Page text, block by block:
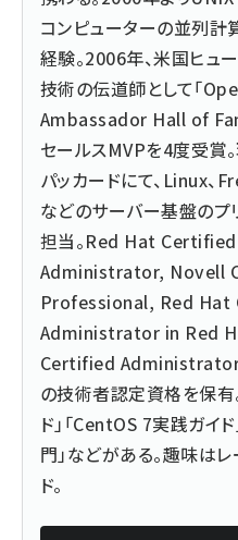
コンピューターの並列計
経験。2006年、米国ヒュ
技術の伝道師として「
Ambassador Hall of
セールスMVPを4度受賞
パッカードにて、Linux
などのサーバー基盤のプ
担当。Red Hat
Administrator, Novell
Professional, Red
Administrator in Red
Certified
の技術者認定資格を保有
ド」「CentOS 7実践ガイ
門」などがある。趣味は
ド。